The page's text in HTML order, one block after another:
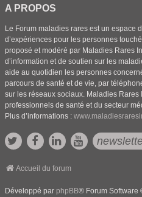
A PROPOS
Le Forum maladies rares est un espace
d’expériences pour les personnes
proposé et modéré par Maladies Rares
d’information et de soutien sur les
aide au quotidien les personnes
parcours de santé et de vie, par
sur les réseaux sociaux. Maladies
professionnels de santé et du secteur
Plus d’informations :
Accueil du forum
Développé par phpBB® Forum Software